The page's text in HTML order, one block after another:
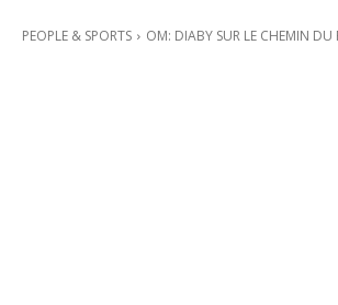
PEOPLE & SPORTS OM: DIABY SUR LE CHEMIN DU